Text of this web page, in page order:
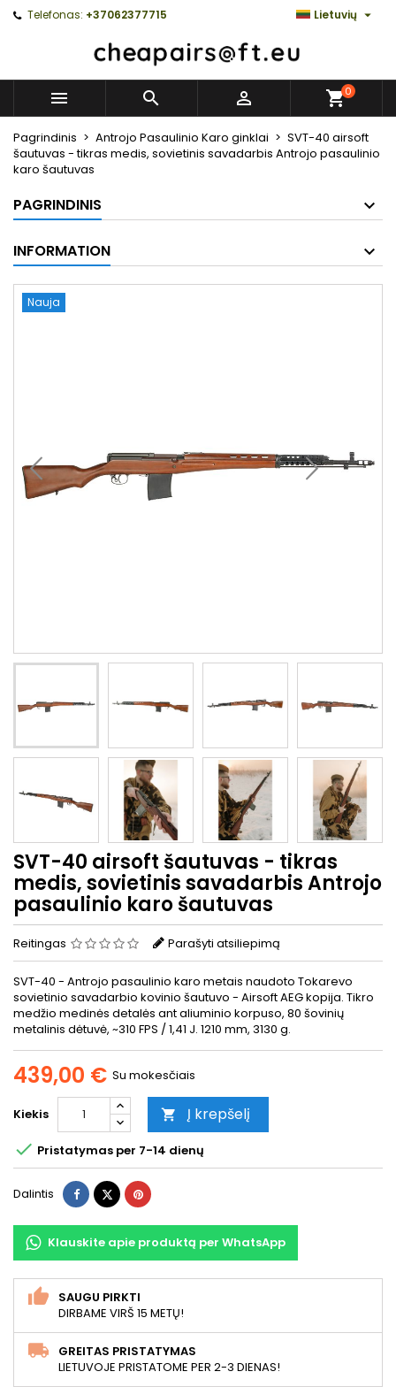
Telefonas: +37062377715 Lietuvių 
   0
Pagrindinis Antrojo Pasaulinio Karo ginklai
SVT-40 airsoft
šautuvas - tikras medis, sovietinis savadarbis Antrojo pasaulinio
karo šautuvas
PAGRINDINIS
INFORMATION
Nauja
SVT-40 airsoft šautuvas - tikras
medis, sovietinis savadarbis Antrojo
pasaulinio karo šautuvas
Reitingas Parašyti atsiliepimą
SVT-40 - Antrojo pasaulinio karo metais naudoto Tokarevo
sovietinio savadarbio kovinio šautuvo - Airsoft AEG kopija. Tikro
medžio medinės detalės ant aliuminio korpuso, 80 šovinių
metalinis dėtuvė, ~310 FPS / 1,41 J. 1210 mm, 3130 g.
439,00 € Su mokesčiais
Kiekis  Į krepšelį
 Pristatymas per 7-14 dienų
Dalintis DalintisTwitterPinterest
Klauskite apie produktą per WhatsApp
SAUGU PIRKTI
DIRBAME VIRŠ 15 METŲ!
GREITAS PRISTATYMAS
LIETUVOJE PRISTATOME PER 2-3 DIENAS!